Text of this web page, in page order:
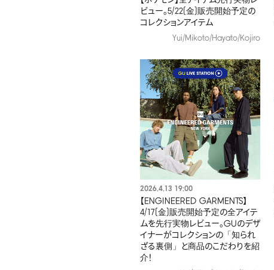
ビュー。5/22(金)販売開始予定の
コレクションアイテム
Yui/Mikoto/Hayato/Kojiro
2026.4.13 19:00
【ENGINEERED GARMENTS】
4/17(金)販売開始予定の全アイテ
ムを先行実物レビュー。GUのデザ
イナーがコレクションの「知られ
ざる裏側」と商品のこだわりを紹
介！